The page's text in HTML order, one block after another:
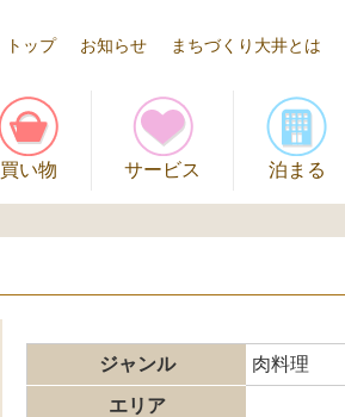
トップ お知らせ まちづくり大井とは
買い物 サービス 泊まる
ジャンル 肉料理
エリア